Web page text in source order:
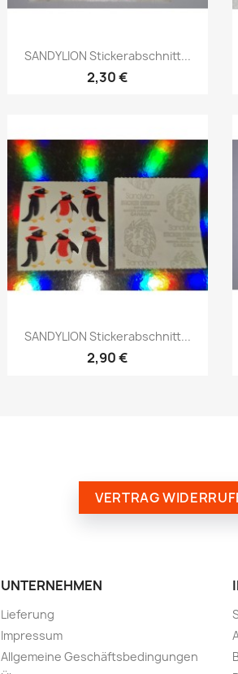
SANDYLION Stickerabschnitt...
2,30 €
SANDYLION Stickerabschnitt...
2,90 €
VERTRAG
UNTERNEHMEN
Lieferung
Impressum
Allgemeine Geschäftsbedingungen